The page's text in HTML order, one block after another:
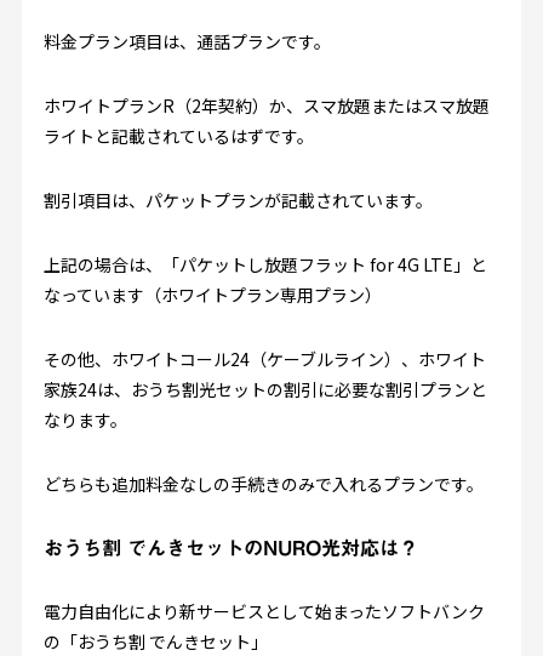
料金プラン項目は、通話プランです。
ホワイトプランR（2年契約）か、スマ放題またはスマ放題
ライトと記載されているはずです。
割引項目は、パケットプランが記載されています。
上記の場合は、「パケットし放題フラット for 4G LTE」と
なっています（ホワイトプラン専用プラン）
その他、ホワイトコール24（ケーブルライン）、ホワイト
家族24は、おうち割光セットの割引に必要な割引プランと
なります。
どちらも追加料金なしの手続きのみで入れるプランです。
おうち割 でんきセットのNURO光対応は？
電力自由化により新サービスとして始まったソフトバンク
の「おうち割 でんきセット」